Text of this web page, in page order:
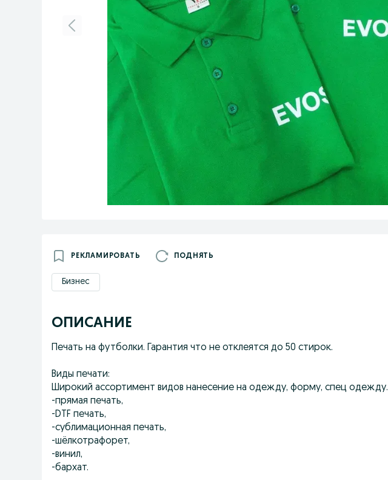
РЕКЛАМИРОВАТЬ ПОДНЯТЬ
Бизнес
ОПИСАНИЕ
Печать на футболки. Гарантия что не отклеятся до 50 стирок.
Виды печати:
Широкий ассортимент видов нанесение на одежду, форму, спец одежду.
-прямая печать,
-DTF печать,
-сублимационная печать,
-шёлкотрафорет,
-винил,
-бархат.